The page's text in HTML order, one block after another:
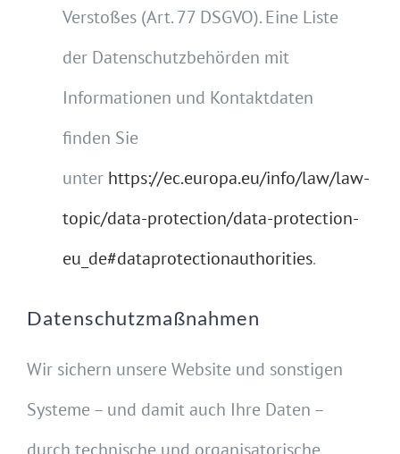
Verstoßes (Art. 77 DSGVO). Eine Liste
der Datenschutzbehörden mit
Informationen und Kontaktdaten
finden Sie
unter https://ec.europa.eu/info/law/law-
topic/data-protection/data-protection-
eu_de#dataprotectionauthorities.
Datenschutzmaßnahmen
Wir sichern unsere Website und sonstigen
Systeme – und damit auch Ihre Daten –